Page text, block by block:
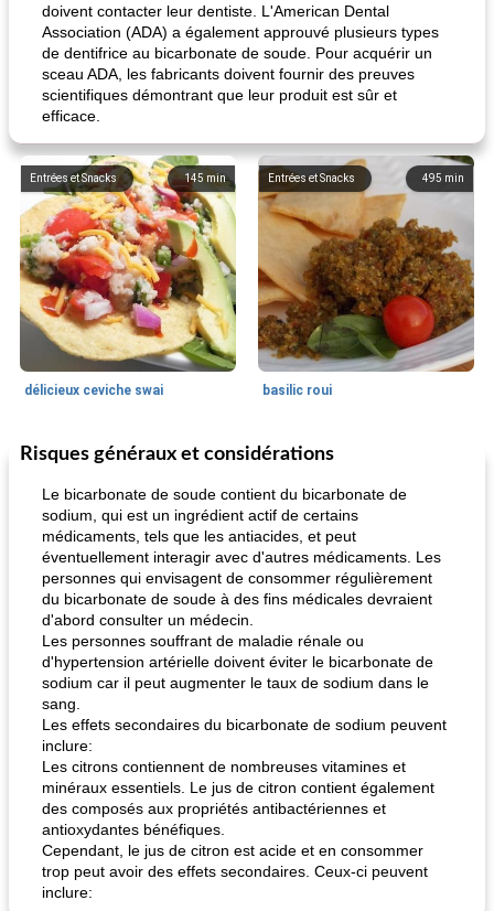
doivent contacter leur dentiste. L'American Dental
Association (ADA) a également approuvé plusieurs types
de dentifrice au bicarbonate de soude. Pour acquérir un
sceau ADA, les fabricants doivent fournir des preuves
scientifiques démontrant que leur produit est sûr et
efficace.
145 min
Entrées et Snacks
délicieux ceviche swai
495 min
Entrées et Snacks
basilic roui
65 min
Déjeuner / Snacks
pois chiches rôtis aux épices amandes au cheddar rôti
Risques généraux et considérations
Le bicarbonate de soude contient du bicarbonate de
sodium, qui est un ingrédient actif de certains
médicaments, tels que les antiacides, et peut
éventuellement interagir avec d'autres médicaments. Les
personnes qui envisagent de consommer régulièrement
du bicarbonate de soude à des fins médicales devraient
d'abord consulter un médecin.
Les personnes souffrant de maladie rénale ou
d'hypertension artérielle doivent éviter le bicarbonate de
sodium car il peut augmenter le taux de sodium dans le
sang.
Les effets secondaires du bicarbonate de sodium peuvent
inclure:
Les citrons contiennent de nombreuses vitamines et
minéraux essentiels. Le jus de citron contient également
des composés aux propriétés antibactériennes et
antioxydantes bénéfiques.
Cependant, le jus de citron est acide et en consommer
trop peut avoir des effets secondaires. Ceux-ci peuvent
inclure: